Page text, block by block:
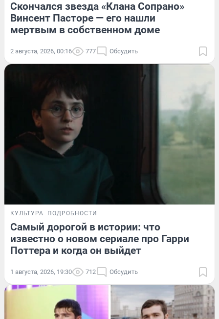
Скончался звезда «Клана Сопрано»
Винсент Пасторе — его нашли
мертвым в собственном доме
2 августа, 2026, 00:16 777 Обсудить
КУЛЬТУРА ПОДРОБНОСТИ
Самый дорогой в истории: что
известно о новом сериале про Гарри
Поттера и когда он выйдет
1 августа, 2026, 19:30 712 Обсудить